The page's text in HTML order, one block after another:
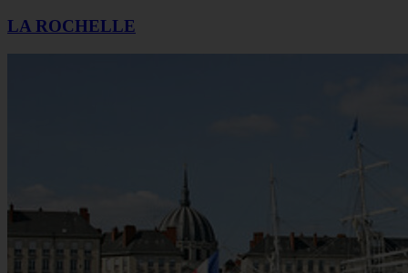
LA ROCHELLE